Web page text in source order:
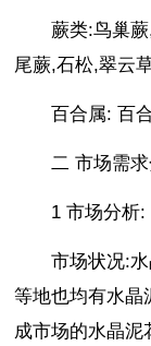
蕨类:鸟巢
尾蕨,石松,翠云
百合属: 百
二 市场需
1 市场分析:
市场状况:
等地也均有水晶
成市场的水晶